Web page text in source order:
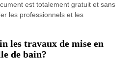
est totalement gratuit et sans
les professionnels et les
les travaux de mise en
de bain?